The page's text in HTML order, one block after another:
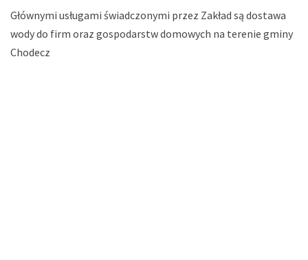
Głównymi usługami świadczonymi przez Zakład są dostawa
wody do firm oraz gospodarstw domowych na terenie gminy
Chodecz